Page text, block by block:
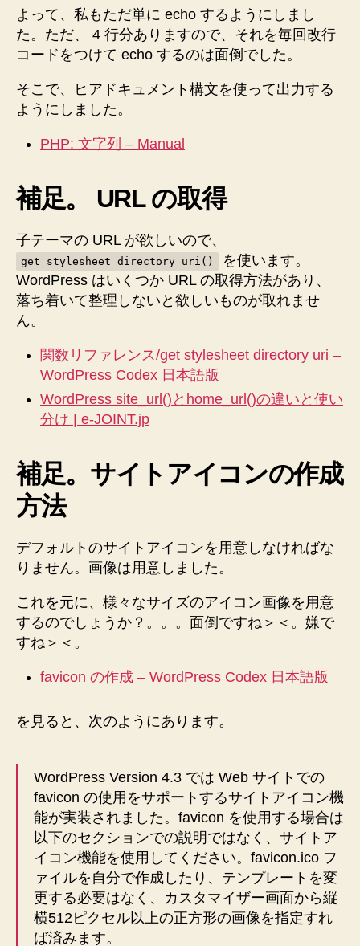
よって、私もただ単に echo するようにしまし
た。ただ、 4 行分ありますので、それを毎回改行
コードをつけて echo するのは面倒でした。
そこで、ヒアドキュメント構文を使って出力する
ようにしました。
PHP: 文字列 – Manual
補足。 URL の取得
子テーマの URL が欲しいので、
get_stylesheet_directory_uri()
を使います。
WordPress はいくつか URL の取得方法があり、
落ち着いて整理しないと欲しいものが取れませ
ん。
関数リファレンス/get stylesheet directory uri –
WordPress Codex 日本語版
WordPress site_url()とhome_url()の違いと使い
分け | e-JOINT.jp
補足。サイトアイコンの作成
方法
デフォルトのサイトアイコンを用意しなければな
りません。画像は用意しました。
これを元に、様々なサイズのアイコン画像を用意
するのでしょうか？。。。面倒ですね＞＜。嫌で
すね＞＜。
favicon の作成 – WordPress Codex 日本語版
を見ると、次のようにあります。
WordPress Version 4.3 では Web サイトでの
favicon の使用をサポートするサイトアイコン機
能が実装されました。favicon を使用する場合は
以下のセクションでの説明ではなく、サイトア
イコン機能を使用してください。favicon.ico フ
ァイルを自分で作成したり、テンプレートを変
更する必要はなく、カスタマイザー画面から縦
横512ピクセル以上の正方形の画像を指定すれ
ば済みます。